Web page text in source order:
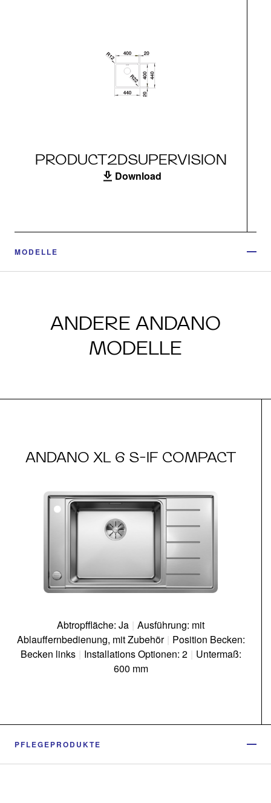
PRODUCT2DSUPERVISION
Download
MODELLE
ANDERE ANDANO
MODELLE
ANDANO XL 6 S-IF COMPACT
Abtropffläche: Ja | Ausführung: mit
Ablauffernbedienung, mit Zubehör | Position Becken:
Becken links | Installations Optionen: 2 | Untermaß:
600 mm
PFLEGEPRODUKTE